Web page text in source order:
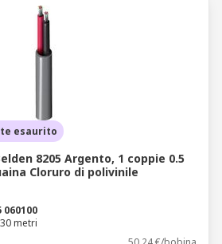
esaurito
8205 Argento, 1 coppie 0.5
Cloruro di polivinile
060100
metri